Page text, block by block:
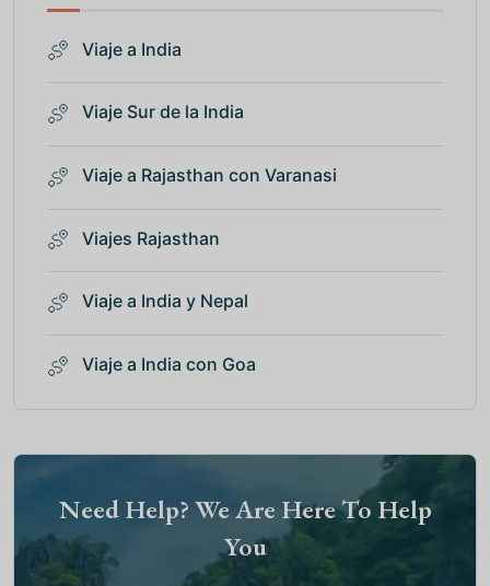
Viaje a India
Viaje Sur de la India
Viaje a Rajasthan con Varanasi
Viajes Rajasthan
Viaje a India y Nepal
Viaje a India con Goa
Need Help? We Are Here To Help
You